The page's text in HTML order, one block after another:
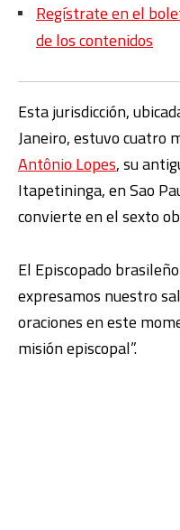
Regístrate en el
de los contenidos
Esta jurisdicción,
Janeiro, estuvo cuatro
Antônio Lopes, su
Itapetininga, en Sao
convierte en el sexto
El Episcopado
expresamos nuestro
oraciones en este
misión episcopal”.